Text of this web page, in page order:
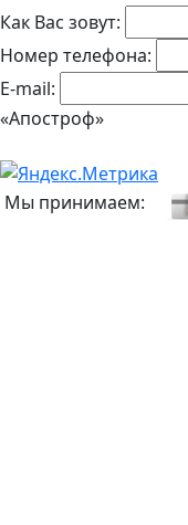
Как Вас зовут:
Номер телефона:
E-mail:
«Апостроф»
Мы принимаем: